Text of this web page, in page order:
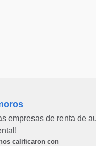
empresas de renta de
calificaron con